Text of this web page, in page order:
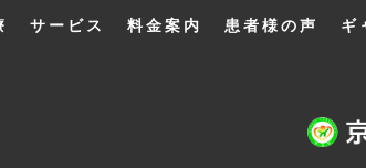
サービス 料金案内 患者様の声 ギ